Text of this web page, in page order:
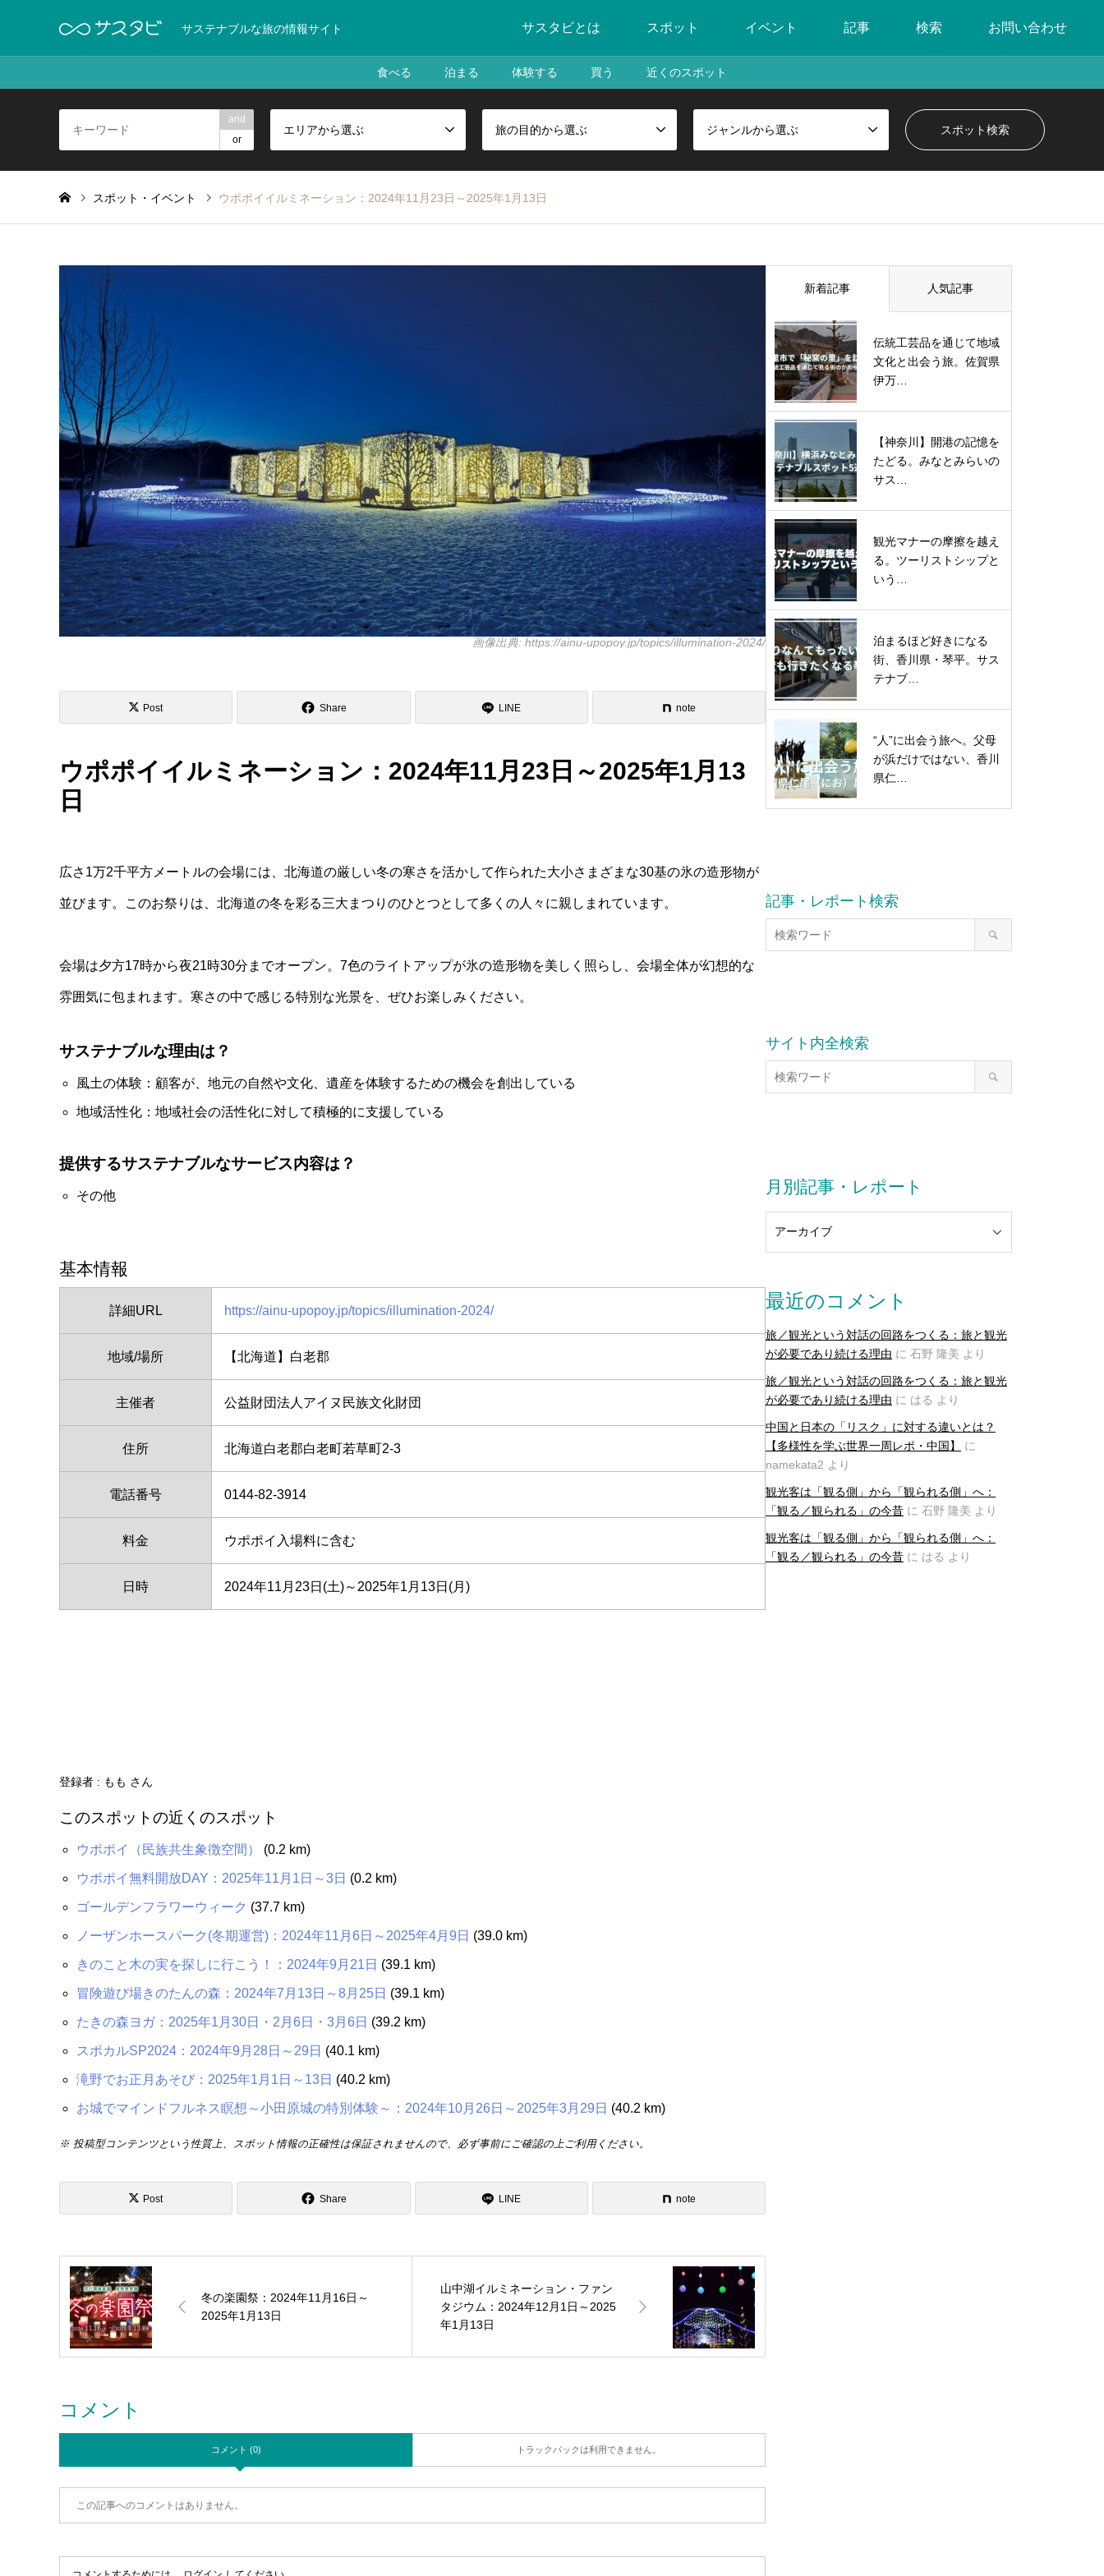
サステナブルな旅の情報サイト サスタビとは スポット イベント 記事 検索 お問い合わせ
食べる 泊まる 体験する 買う 近くのスポット
and
or
エリアから選ぶ 旅の目的から選ぶ ジャンルから選ぶ
スポット・イベント ウポポイイルミネーション：2024年11月23日～2025年1月13日
画像出典: https://ainu-upopoy.jp/topics/illumination-2024/
Post Share LINE note
ウポポイイルミネーション：2024年11月23日～2025年1月13
日
広さ1万2千平方メートルの会場には、北海道の厳しい冬の寒さを活かして作られた大小さまざまな30基の氷の造形物が
並びます。このお祭りは、北海道の冬を彩る三大まつりのひとつとして多くの人々に親しまれています。
会場は夕方17時から夜21時30分までオープン。7色のライトアップが氷の造形物を美しく照らし、会場全体が幻想的な
雰囲気に包まれます。寒さの中で感じる特別な光景を、ぜひお楽しみください。
サステナブルな理由は？
風土の体験：顧客が、地元の自然や文化、遺産を体験するための機会を創出している
地域活性化：地域社会の活性化に対して積極的に支援している
提供するサステナブルなサービス内容は？
その他
基本情報
詳細URL https://ainu-upopoy.jp/topics/illumination-2024/
地域/場所 【北海道】白老郡
主催者 公益財団法人アイヌ民族文化財団
住所 北海道白老郡白老町若草町2-3
電話番号 0144-82-3914
料金 ウポポイ入場料に含む
日時 2024年11月23日(土)～2025年1月13日(月)
登録者 : もも さん
このスポットの近くのスポット
ウポポイ（民族共生象徴空間） (0.2 km)
ウポポイ無料開放DAY：2025年11月1日～3日 (0.2 km)
ゴールデンフラワーウィーク (37.7 km)
ノーザンホースパーク(冬期運営)：2024年11月6日～2025年4月9日 (39.0 km)
きのこと木の実を探しに行こう！：2024年9月21日 (39.1 km)
冒険遊び場きのたんの森：2024年7月13日～8月25日 (39.1 km)
たきの森ヨガ：2025年1月30日・2月6日・3月6日 (39.2 km)
スポカルSP2024：2024年9月28日～29日 (40.1 km)
滝野でお正月あそび：2025年1月1日～13日 (40.2 km)
お城でマインドフルネス瞑想～小田原城の特別体験～：2024年10月26日～2025年3月29日 (40.2 km)
※ 投稿型コンテンツという性質上、スポット情報の正確性は保証されませんので、必ず事前にご確認の上ご利用ください。
Post Share LINE note
冬の楽園祭：2024年11月16日～
2025年1月13日
山中湖イルミネーション・ファン
タジウム：2024年12月1日～2025
年1月13日
コメント
コメント (0) トラックバックは利用できません。
この記事へのコメントはありません。
新着記事 人気記事
伝統工芸品を通じて地域
文化と出会う旅。佐賀県
伊万…
【神奈川】開港の記憶を
たどる。みなとみらいの
サス…
観光マナーの摩擦を越え
る。ツーリストシップと
いう…
泊まるほど好きになる
街、香川県・琴平。サス
テナブ…
“人”に出会う旅へ。父母
が浜だけではない、香川
県仁…
記事・レポート検索
サイト内全検索
月別記事・レポート
最近のコメント
旅／観光という対話の回路をつくる：旅と観光
が必要であり続ける理由 に 石野 隆美 より
旅／観光という対話の回路をつくる：旅と観光
が必要であり続ける理由 に はる より
中国と日本の「リスク」に対する違いとは？
【多様性を学ぶ世界一周レポ・中国】
に
namekata2 より
観光客は「観る側」から「観られる側」へ：
「観る／観られる」の今昔 に 石野 隆美 より
観光客は「観る側」から「観られる側」へ：
「観る／観られる」の今昔 に はる より